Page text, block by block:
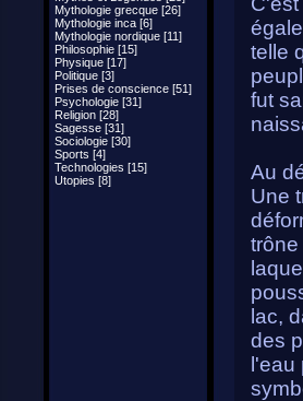
Mythologie grecque [26]
Mythologie inca [6]
Mythologie nordique [11]
Philosophie [15]
Physique [17]
Politique [3]
Prises de conscience [51]
Psychologie [31]
Religion [28]
Sagesse [31]
Sociologie [30]
Sports [4]
Technologies [15]
Utopies [8]
telle
fut
Au
Une
lac,
des